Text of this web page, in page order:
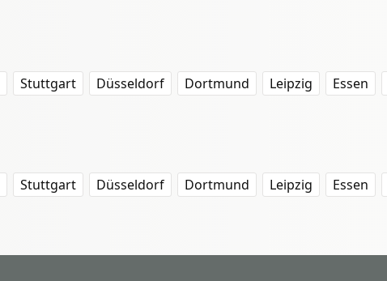
Stuttgart Düsseldorf Dortmund Leipzig Essen
Stuttgart Düsseldorf Dortmund Leipzig Essen